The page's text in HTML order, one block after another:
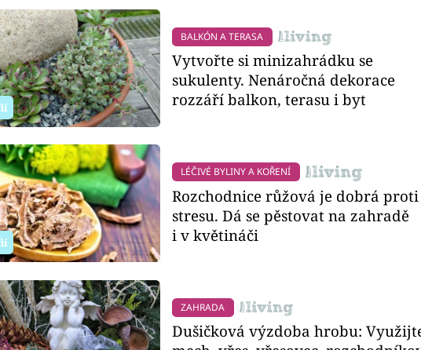
BALKÓN A TERASA
Vytvořte si minizahrádku se
sukulenty. Nenáročná dekorace
rozzáří balkon, terasu i byt
LÉČIVÉ BYLINY A KOŘENÍ
Rozchodnice růžová je dobrá proti
stresu. Dá se pěstovat na zahradě
i v květináči
ZAHRADA
Dušičková výzdoba hrobu: